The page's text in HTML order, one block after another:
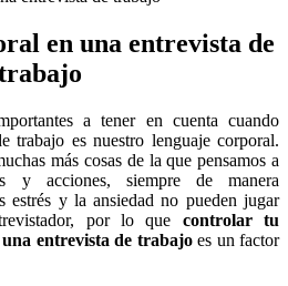
en una entrevista de
a tener en cuenta cuando
trabajo es nuestro lenguaje corporal.
más cosas de la que pensamos a
y acciones, siempre de manera
estrés y la ansiedad no pueden jugar
por lo que controlar tu
entrevista de trabajoes un factor